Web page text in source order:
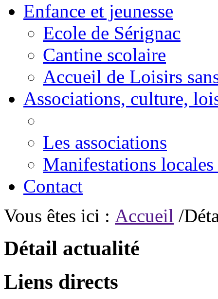
Enfance et jeunesse
Ecole de Sérignac
Cantine scolaire
Accueil de Loisirs
Associations, culture,
Les associations
Manifestations locales
Contact
Vous êtes ici : Accueil /
Détail actualité
Liens directs